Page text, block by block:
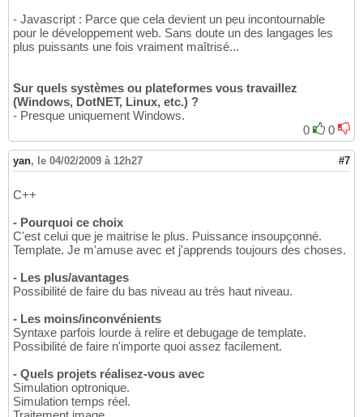
- Javascript : Parce que cela devient un peu incontournable
pour le développement web. Sans doute un des langages les
plus puissants une fois vraiment maîtrisé...
Sur quels systèmes ou plateformes vous travaillez
(Windows, DotNET, Linux, etc.) ?
- Presque uniquement Windows.
0
0
yan, le 04/02/2009 à 12h27 #7
C++
- Pourquoi ce choix
C'est celui que je maitrise le plus. Puissance insoupçonné.
Template. Je m'amuse avec et j'apprends toujours des choses.
- Les plus/avantages
Possibilité de faire du bas niveau au très haut niveau.
- Les moins/inconvénients
Syntaxe parfois lourde à relire et debugage de template.
Possibilité de faire n'importe quoi assez facilement.
- Quels projets réalisez-vous avec
Simulation optronique.
Simulation temps réel.